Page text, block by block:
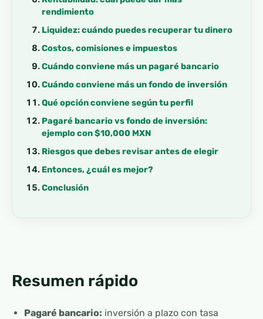
rendimiento
Liquidez: cuándo puedes recuperar tu dinero
Costos, comisiones e impuestos
Cuándo conviene más un pagaré bancario
Cuándo conviene más un fondo de inversión
Qué opción conviene según tu perfil
Pagaré bancario vs fondo de inversión:
ejemplo con $10,000 MXN
Riesgos que debes revisar antes de elegir
Entonces, ¿cuál es mejor?
Conclusión
Resumen rápido
Pagaré bancario: inversión a plazo con tasa